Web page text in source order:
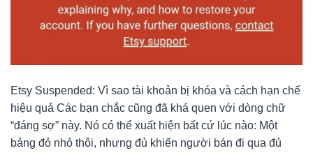
Etsy Suspended: Vì sao tài khoản bị khóa và cách hạn chế
hiệu quả Các bạn chắc cũng đã khá quen với dòng chữ
“đáng sợ” này. Nó có thể xuất hiện bất cứ lúc nào: Một
bảng đỏ nhỏ thôi, nhưng đủ khiến người bán đi qua đủ